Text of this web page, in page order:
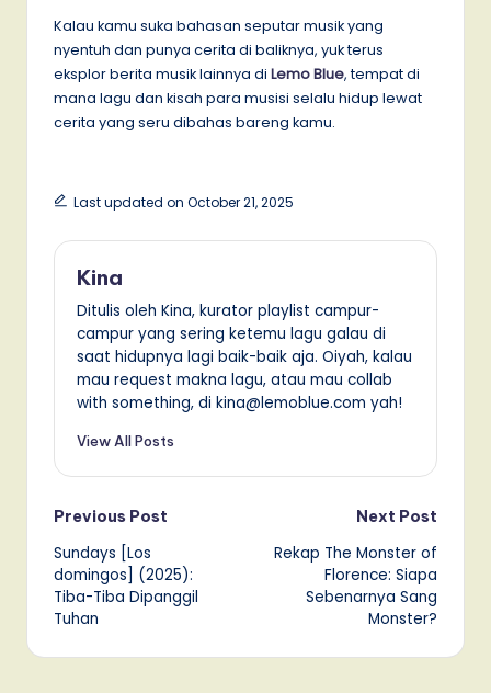
Kalau kamu suka bahasan seputar musik yang
nyentuh dan punya cerita di baliknya, yuk terus
eksplor berita musik lainnya di Lemo Blue, tempat di
mana lagu dan kisah para musisi selalu hidup lewat
cerita yang seru dibahas bareng kamu.
Last updated on October 21, 2025
Kina
Ditulis oleh Kina, kurator playlist campur-
campur yang sering ketemu lagu galau di
saat hidupnya lagi baik-baik aja. Oiyah, kalau
mau request makna lagu, atau mau collab
with something, di kina@lemoblue.com yah!
View All Posts
Post
navigation
Previous Post
Sundays [Los
domingos] (2025):
Tiba-Tiba Dipanggil
Tuhan
Next Post
Rekap The Monster of
Florence: Siapa
Sebenarnya Sang
Monster?